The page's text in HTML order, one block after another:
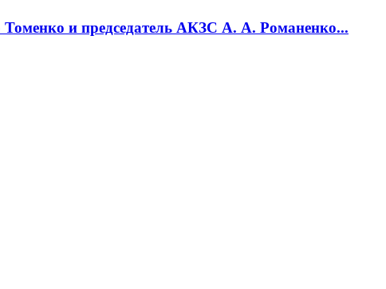
и председатель АКЗС А. А. Романенко...